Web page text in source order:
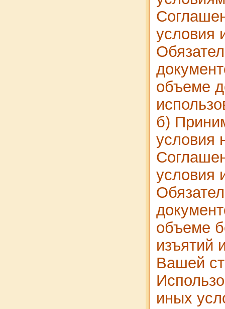
условия
объеме
б)
условия
условия
объеме
изъятий
Вашей
иных